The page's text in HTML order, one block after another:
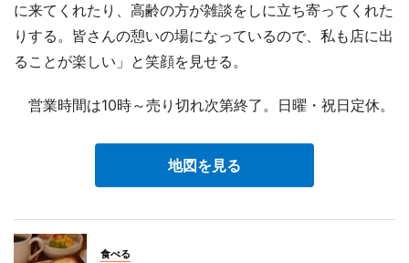
に来てくれたり、高齢の方が雑談をしに立ち寄ってくれた
りする。皆さんの憩いの場になっているので、私も店に出
ることが楽しい」と笑顔を見せる。
営業時間は10時～売り切れ次第終了。日曜・祝日定休。
地図を見る
食べる